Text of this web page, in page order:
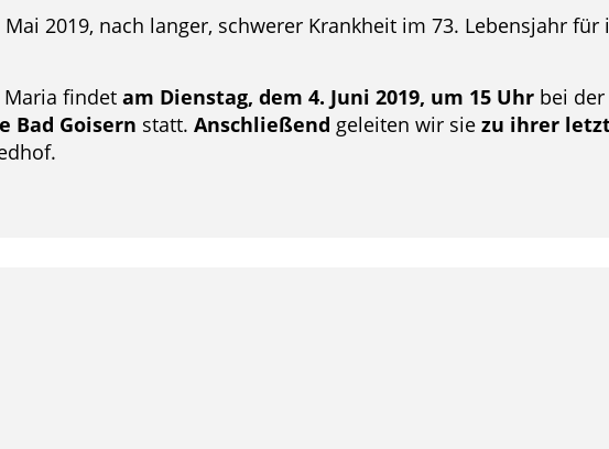
2019, nach langer, schwerer Krankheit im 73. Lebensjahr für
findet am Dienstag, dem 4. Juni 2019, um 15 Uhr bei der
Bad Goisern statt. Anschließend geleiten wir sie zu ihrer